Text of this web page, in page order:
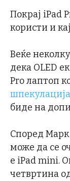
Покрај iPad
користи и
Веќе
дека OLED
Pro лаптоп
шпекулација
биде на
Според
може да се
е iPad mini.
четвртина